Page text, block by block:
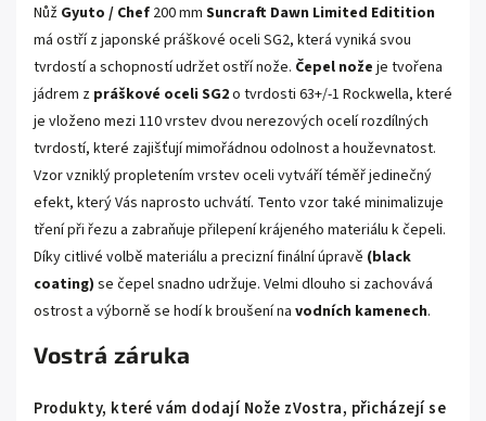
Nůž Gyuto / Chef 200 mm Suncraft Dawn Limited Editition
má ostří z japonské práškové oceli SG2, která vyniká svou
tvrdostí a schopností udržet ostří nože. Čepel nože je tvořena
jádrem z práškové oceli SG2o tvrdosti 63+/-1 Rockwella, které
je vloženo mezi 110 vrstev dvou nerezových ocelí rozdílných
tvrdostí, které zajišťují mimořádnou odolnost a houževnatost.
Vzor vzniklý propletením vrstev oceli vytváří téměř jedinečný
efekt, který Vás naprosto uchvátí. Tento vzor také minimalizuje
tření při řezu a zabraňuje přilepení krájeného materiálu k čepeli.
Díky citlivé volbě materiálu a precizní finální úpravě (black
coating) se čepel snadno udržuje. Velmi dlouho si zachovává
ostrost a výborně se hodí k broušení na vodních kamenech.
Vostrá záruka
Produkty, které vám dodají Nože zVostra, přicházejí se